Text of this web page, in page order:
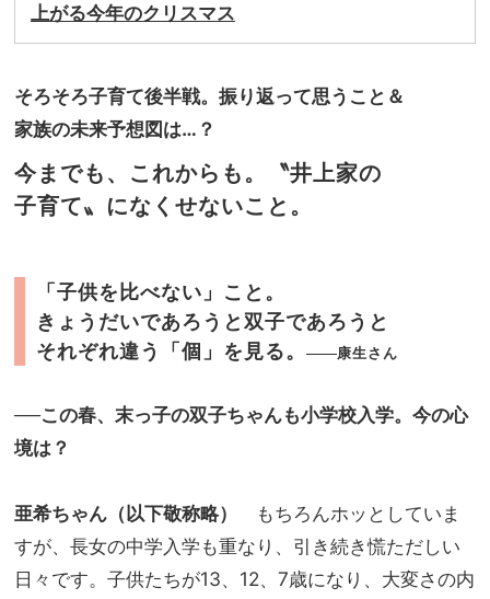
上がる今年のクリスマス
そろそろ子育て後半戦。振り返って思うこと＆
家族の未来予想図は…？
今までも、これからも。〝井上家の
子育て〟になくせないこと。
「子供を比べない」こと。
きょうだいであろうと双子であろうと
それぞれ違う「個」を見る。
康生さん
──この春、末っ子の双子ちゃんも小学校入学。今の心
境は？
亜希ちゃん（以下敬称略）
もちろんホッとしていま
すが、長女の中学入学も重なり、引き続き慌ただしい
日々です。子供たちが13、12、7歳になり、大変さの内